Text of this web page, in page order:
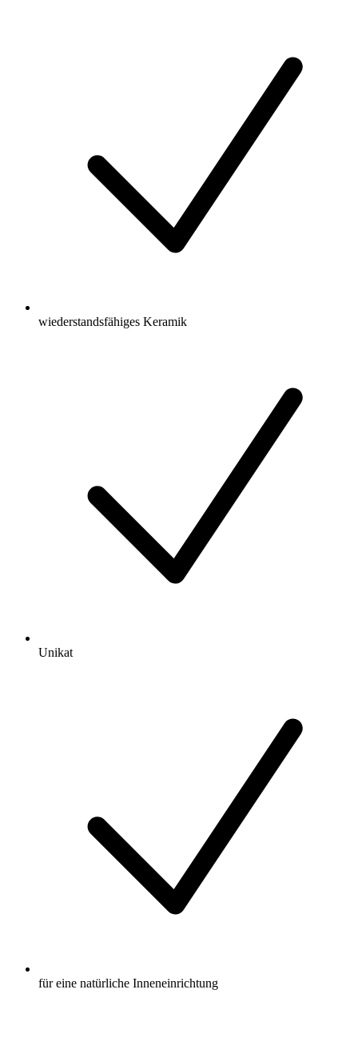
wiederstandsfähiges Keramik
Unikat
für eine natürliche Inneneinrichtung